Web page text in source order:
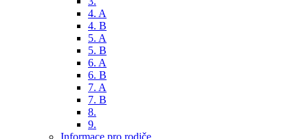
4. A
4. B
5. A
5. B
6. A
6. B
7. A
7. B
8.
9.
Informace pro rodiče